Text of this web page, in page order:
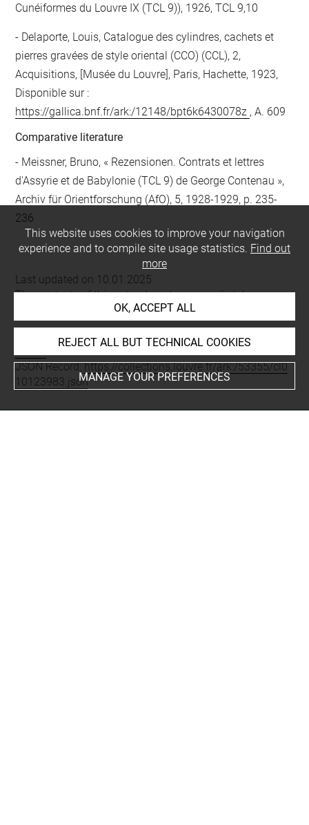
Cunéiformes du Louvre IX (TCL 9)), 1926, TCL 9,10
Delaporte, Louis, Catalogue des cylindres, cachets et
pierres gravées de style oriental (CCO) (CCL), 2,
Acquisitions, [Musée du Louvre], Paris, Hachette, 1923,
Disponible sur :
https://gallica.bnf.fr/ark:/12148/bpt6k6430078z , A. 609
Comparative literature
- Meissner, Bruno, « Rezensionen. Contrats et lettres
d'Assyrie et de Babylonie (TCL 9) de George Contenau »,
Archiv für Orientforschung (AfO), 5, 1928-1929, p. 235-
236
Last updated on 10.01.2025
The contents of this entry do not necessarily take
account of the latest data.
Permalink:https://collections.louvre.fr/ark:/53355/cl0101
JSON Record:https://collections.louvre.fr/ark:/53355/cl0
10123983.json
This website uses cookies to improve your navigation
experience and to compile site usage statistics. Find out
more
OK, ACCEPT ALL
REJECT ALL BUT TECHNICAL COOKIES
MANAGE YOUR PREFERENCES